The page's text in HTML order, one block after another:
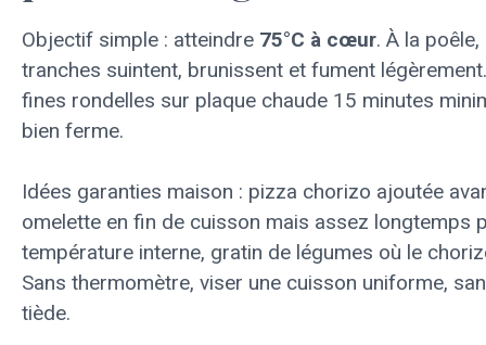
Objectif simple : atteindre 75°C à cœur. À la
tranches suintent, brunissent et fument
fines rondelles sur plaque chaude 15 minutes
bien ferme.
Idées garanties maison : pizza chorizo ajoutée
omelette en fin de cuisson mais assez longtemps
température interne, gratin de légumes où le
Sans thermomètre, viser une cuisson uniforme,
tiède.